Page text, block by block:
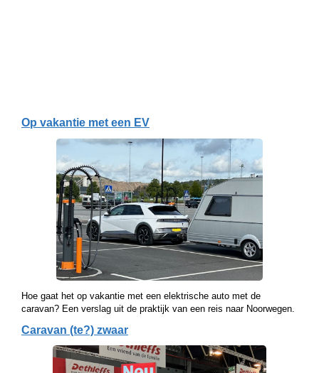
Op vakantie met een EV
Hoe gaat het op vakantie met een elektrische auto met de
caravan? Een verslag uit de praktijk van een reis naar Noorwegen.
Caravan (te?) zwaar